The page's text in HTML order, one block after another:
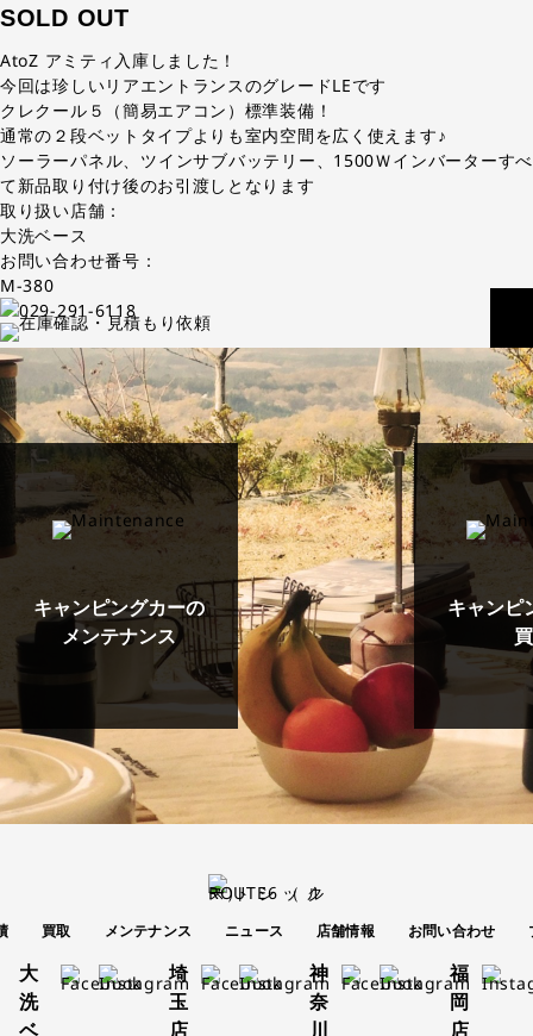
SOLD OUT
AtoZ アミティ入庫しました！
今回は珍しいリアエントランスのグレードLEです
クレクール５（簡易エアコン）標準装備！
通常の２段ベットタイプよりも室内空間を広く使えます♪
ソーラーパネル、ツインサブバッテリー、1500Ｗインバーターすべ
て新品取り付け後のお引渡しとなります
取り扱い店舗：
大洗ベース
お問い合わせ番号：
M-380
キャンピングカーの
メンテナンス
キャンピ
買取 メンテナンス ニュース 店舗情報 お問い合わせ
大
洗
ベ
埼
玉
店
神
奈
川
福
岡
店